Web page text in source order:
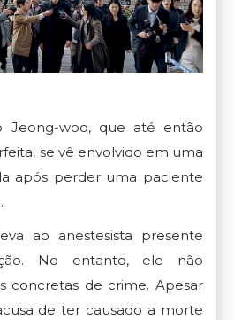
Jeong-woo, que até então
se vê envolvido em uma
após perder uma paciente
ao anestesista presente
No entanto, ele não
concretas de crime. Apesar
de ter causado a morte